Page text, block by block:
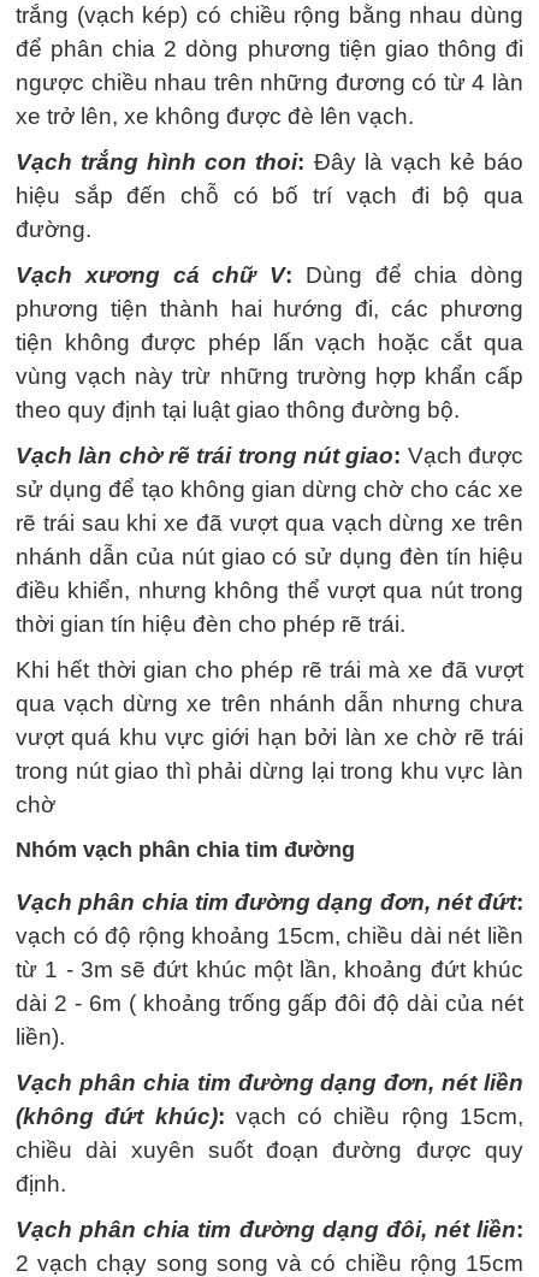
trắng (vạch kép) có chiều rộng bằng nhau dùng
để phân chia 2 dòng phương tiện giao thông đi
ngược chiều nhau trên những đương có từ 4 làn
xe trở lên, xe không được đè lên vạch.
Vạch trắng hình con thoi: Đây là vạch kẻ báo
hiệu sắp đến chỗ có bố trí vạch đi bộ qua
đường.
Vạch xương cá chữ V: Dùng để chia dòng
phương tiện thành hai hướng đi, các phương
tiện không được phép lấn vạch hoặc cắt qua
vùng vạch này trừ những trường hợp khẩn cấp
theo quy định tại luật giao thông đường bộ.
Vạch làn chờ rẽ trái trong nút giao: Vạch được
sử dụng để tạo không gian dừng chờ cho các xe
rẽ trái sau khi xe đã vượt qua vạch dừng xe trên
nhánh dẫn của nút giao có sử dụng đèn tín hiệu
điều khiển, nhưng không thể vượt qua nút trong
thời gian tín hiệu đèn cho phép rẽ trái.
Khi hết thời gian cho phép rẽ trái mà xe đã vượt
qua vạch dừng xe trên nhánh dẫn nhưng chưa
vượt quá khu vực giới hạn bởi làn xe chờ rẽ trái
trong nút giao thì phải dừng lại trong khu vực làn
chờ
Nhóm vạch phân chia tim đường
Vạch phân chia tim đường dạng đơn, nét đứt:
vạch có độ rộng khoảng 15cm, chiều dài nét liền
từ 1 - 3m sẽ đứt khúc một lần, khoảng đứt khúc
dài 2 - 6m ( khoảng trống gấp đôi độ dài của nét
liền).
Vạch phân chia tim đường dạng đơn, nét liền
(không đứt khúc): vạch có chiều rộng 15cm,
chiều dài xuyên suốt đoạn đường được quy
định.
Vạch phân chia tim đường dạng đôi, nét liền:
2 vạch chạy song song và có chiều rộng 15cm